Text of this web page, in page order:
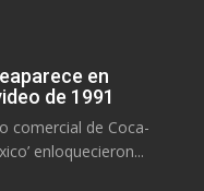
en
de 1991
comercial de Coca-
enloquecieron...